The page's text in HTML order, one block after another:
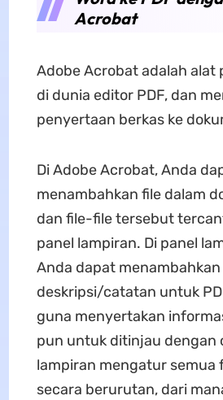
Acrobat
Adobe Acrobat adalah alat
di dunia editor PDF, dan
penyertaan berkas ke
Di Adobe Acrobat, Anda
menambahkan file dalam
dan file-file tersebut
panel lampiran. Di panel
Anda dapat menambahkan
deskripsi/catatan untuk
guna menyertakan
pun untuk ditinjau dengan
lampiran mengatur semua
secara berurutan, dari